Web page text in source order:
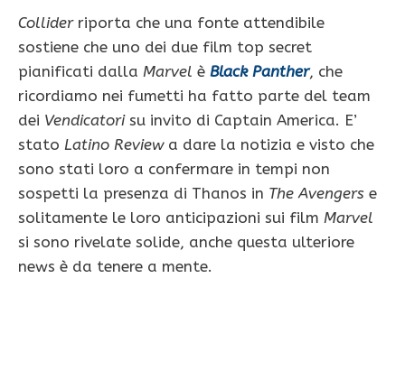
Colliderriporta che una fonte attendibile
sostiene che uno dei due film top secret
pianificati dalla Marvel è Black Panther, che
ricordiamo nei fumetti ha fatto parte del team
dei Vendicatorisu invito di Captain America. E’
stato Latino Reviewa dare la notizia e visto che
sono stati loro a confermare in tempi non
sospetti la presenza di Thanos in The Avengers e
solitamente le loro anticipazioni sui film Marvel
si sono rivelate solide, anche questa ulteriore
news è da tenere a mente.